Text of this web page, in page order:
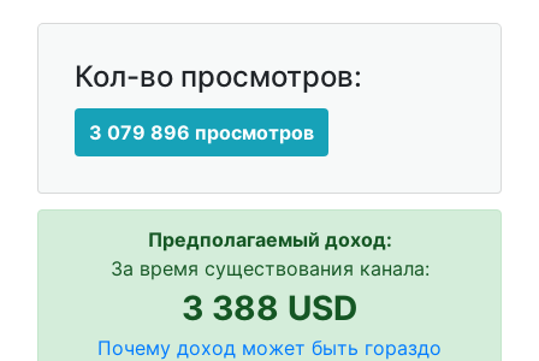
Кол-во просмотров:
3 079 896 просмотров
Предполагаемый доход:
За время существования канала:
3 388 USD
Почему доход может быть гораздо